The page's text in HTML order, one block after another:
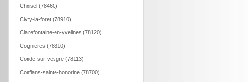
Choisel (78460)
Civry-la-foret (78910)
Clairefontaine-en-yvelines (78120)
Coignieres (78310)
Conde-sur-vesgre (78113)
Conflans-sainte-honorine (78700)